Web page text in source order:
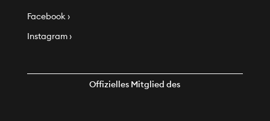
Facebook ›
Instagram ›
Offizielles Mitglied des